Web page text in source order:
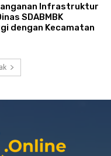
Infrastruktur
SDABMBK
dengan Kecamatan